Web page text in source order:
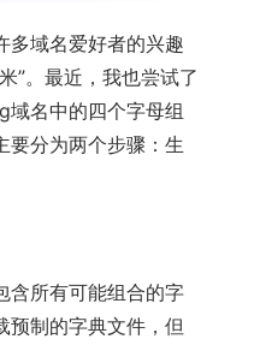
多域名爱好者的兴趣
”。最近，我也尝试了
域名中的四个字母组
要分为两个步骤：生
含所有可能组合的字
预制的字典文件，但